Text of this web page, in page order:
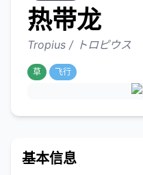
热带龙
Tropius / トロピウス
草 飞行
基本信息